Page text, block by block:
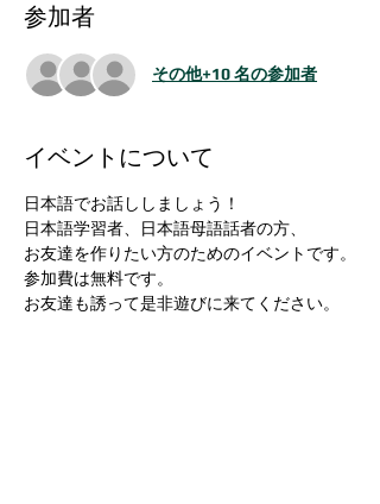
参加者
その他+10 名の参加者
イベントについて
日本語でお話ししましょう！
日本語学習者、日本語母語話者の方、
お友達を作りたい方のためのイベントです。
参加費は無料です。
お友達も誘って是非遊びに来てください。